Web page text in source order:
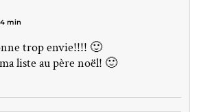
min
trop envie!!!! 🙂
liste au père noël! 🙂